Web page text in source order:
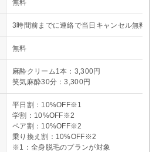
無料
3時間前までに連絡で当日キャンセル無料※
無料
麻酔クリーム1本：3,300円
笑気麻酔30分：3,300円
平日割：10%OFF※1
学割：10%OFF※2
ペア割：10%OFF※2
乗り換え割：10%OFF※2
※1：全身脱毛のプランが対象